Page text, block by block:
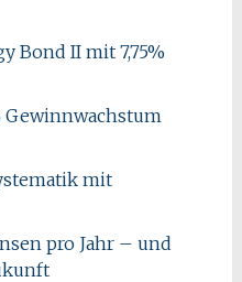
Bond II mit 7,75%
Gewinnwachstum
mit
pro Jahr – und